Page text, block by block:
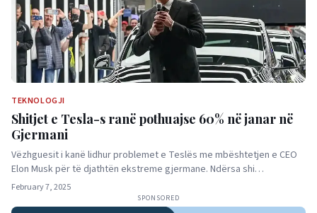
TEKNOLOGJI
Shitjet e Tesla-s ranë pothuajse 60% në janar në
Gjermani
Vëzhguesit i kanë lidhur problemet e Teslës me mbështetjen e CEO
Elon Musk për të djathtën ekstreme gjermane. Ndërsa shi…
February 7, 2025
SPONSORED